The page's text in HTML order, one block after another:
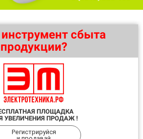
сбыта
продукции?
ПЛОЩАДКА
УВЕЛИЧЕНИЯ ПРОДАЖ !
Регистрируйся